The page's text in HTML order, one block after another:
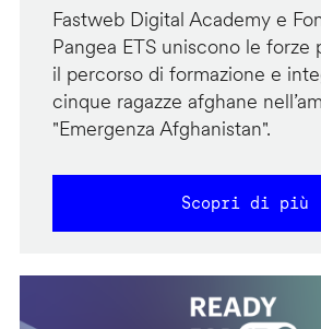
Fastweb Digital Academy e
Pangea ETS uniscono le forze
il percorso di formazione e
cinque ragazze afghane
"Emergenza Afghanistan".
Scopri di più